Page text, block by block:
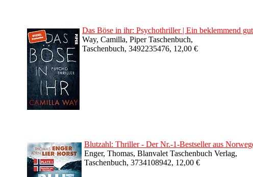
Das Böse in ihr: Psychothriller | Ein beklemmend
Way, Camilla, Piper Taschenbuch,
Taschenbuch, 3492235476, 12,00 €
Blutzahl: Thriller - Der Nr.-1-Bestseller aus
Enger, Thomas, Blanvalet Taschenbuch Verlag,
Taschenbuch, 3734108942, 12,00 €